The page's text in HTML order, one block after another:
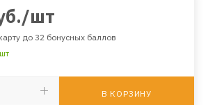
/шт
до 32 бонусных баллов
В КОРЗИНУ